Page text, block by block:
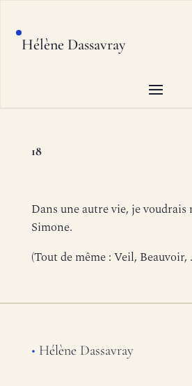
Hélène Dassavray
18
Dans une autre vie, je voudrais
Simone.
(Tout de même : Veil,
• Hélène Dassavray